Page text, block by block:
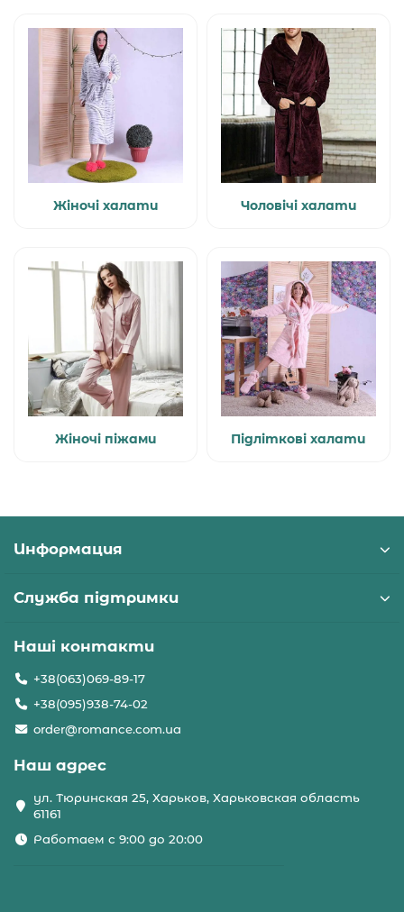
Жіночі халати Чоловічі халати
Жіночі піжами Підліткові халати
Информация
Служба підтримки
Наші контакти
+38(063)069-89-17
+38(095)938-74-02
order@romance.com.ua
Наш адрес
ул. Тюринская 25, Харьков, Харьковская область
61161
Работаем с 9:00 до 20:00